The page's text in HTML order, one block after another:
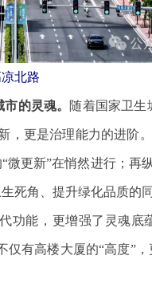
北路
的灵魂。 随着国家卫生
，更是治理能力的进阶
更新”在悄然进行；再
死角、提升绿化品质的
能，更增强了灵魂底
有高楼大厦的“高度”